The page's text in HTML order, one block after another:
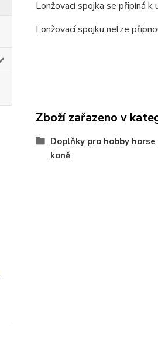
Lonžovací spojka se připíná k
Lonžovací spojku nelze
Zboží zařazeno v
Doplňky pro hobby horse
koně